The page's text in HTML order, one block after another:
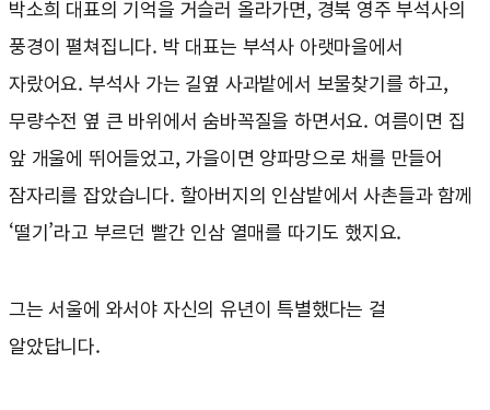
박소희 대표의 기억을 거슬러 올라가면, 경북 영주 부석사의
풍경이 펼쳐집니다. 박 대표는 부석사 아랫마을에서
자랐어요. 부석사 가는 길옆 사과밭에서 보물찾기를 하고,
무량수전 옆 큰 바위에서 숨바꼭질을 하면서요. 여름이면 집
앞 개울에 뛰어들었고, 가을이면 양파망으로 채를 만들어
잠자리를 잡았습니다. 할아버지의 인삼밭에서 사촌들과 함께
‘떨기’라고 부르던 빨간 인삼 열매를 따기도 했지요.
그는 서울에 와서야 자신의 유년이 특별했다는 걸
알았답니다.